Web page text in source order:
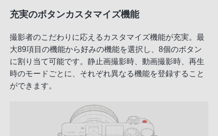
充実のボタンカスタマイズ機能
撮影者のこだわりに応えるカスタマイズ機能が充実。最
大89項目の機能から好みの機能を選択し、8個のボタン
に割り当て可能です。静止画撮影時、動画撮影時、再生
時のモードごとに、それぞれ異なる機能を登録すること
ができます。